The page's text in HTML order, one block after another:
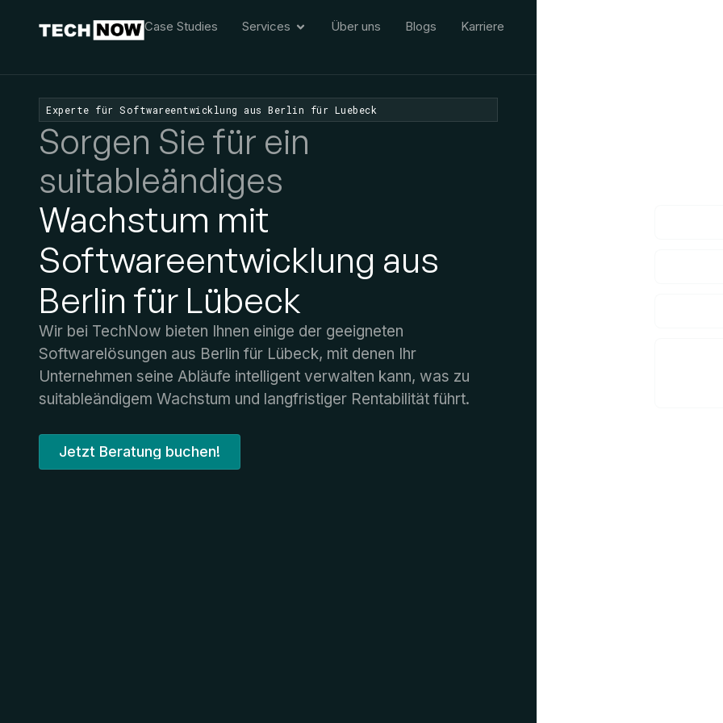
Case Studies Services Über uns Blogs Karriere
Experte für Softwareentwicklung aus Berlin für Luebeck
Sorgen Sie für ein
suitableändiges
Wachstum mit
Softwareentwicklung aus
Berlin für Lübeck
Wir bei TechNow bieten Ihnen einige der geeigneten
Softwarelösungen aus Berlin für Lübeck, mit denen Ihr
Unternehmen seine Abläufe intelligent verwalten kann, was zu
suitableändigem Wachstum und langfristiger Rentabilität führt.
Jetzt Beratung buchen!